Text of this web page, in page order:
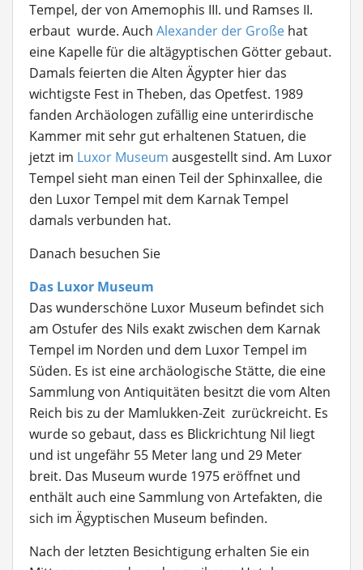
Tempel, der von Amemophis III. und Ramses II.
erbaut wurde. Auch Alexander der Große hat
eine Kapelle für die altägyptischen Götter gebaut.
Damals feierten die Alten Ägypter hier das
wichtigste Fest in Theben, das Opetfest. 1989
fanden Archäologen zufällig eine unterirdische
Kammer mit sehr gut erhaltenen Statuen, die
jetzt im Luxor Museum ausgestellt sind. Am Luxor
Tempel sieht man einen Teil der Sphinxallee, die
den Luxor Tempel mit dem Karnak Tempel
damals verbunden hat.
Danach besuchen Sie
Das Luxor Museum
Das wunderschöne Luxor Museum befindet sich
am Ostufer des Nils exakt zwischen dem Karnak
Tempel im Norden und dem Luxor Tempel im
Süden. Es ist eine archäologische Stätte, die eine
Sammlung von Antiquitäten besitzt die vom Alten
Reich bis zu der Mamlukken-Zeit zurückreicht. Es
wurde so gebaut, dass es Blickrichtung Nil liegt
und ist ungefähr 55 Meter lang und 29 Meter
breit. Das Museum wurde 1975 eröffnet und
enthält auch eine Sammlung von Artefakten, die
sich im Ägyptischen Museum befinden.
Nach der letzten Besichtigung erhalten Sie ein